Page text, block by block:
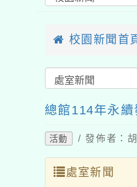
校園新聞首
總館114年永
活動 / 發佈者：
處室新聞